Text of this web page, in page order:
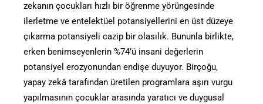
zekanın çocukları hızlı bir öğrenme yörüngesinde
ilerletme ve entelektüel potansiyellerini en üst düzeye
çıkarma potansiyeli cazip bir olasılık. Bununla birlikte,
erken benimseyenlerin %74’ü insani değerlerin
potansiyel erozyonundan endişe duyuyor. Birçoğu,
yapay zekâ tarafından üretilen programlara aşırı vurgu
yapılmasının çocuklar arasında yaratıcı ve duygusal